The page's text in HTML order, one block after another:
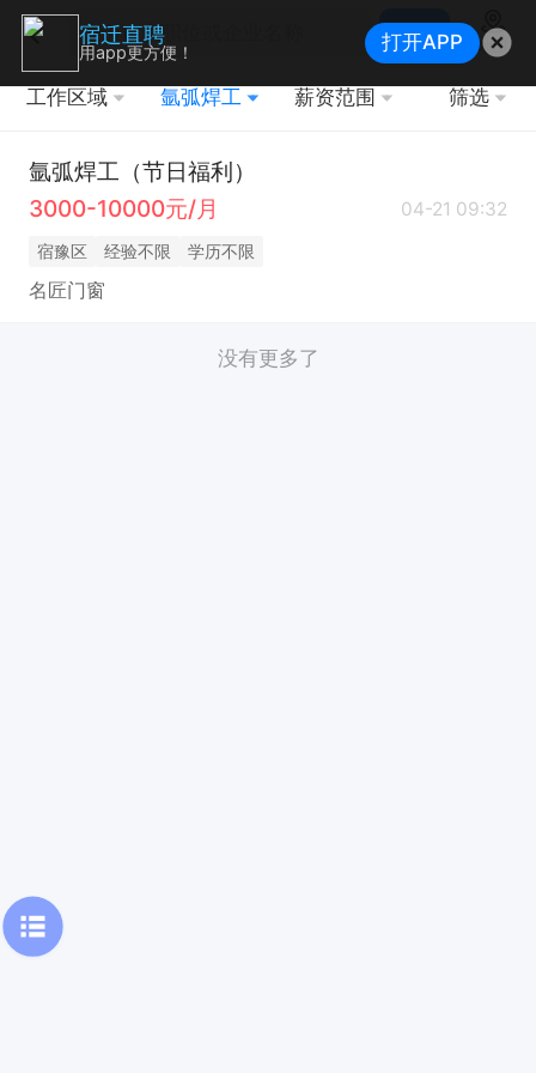
搜索
地图
工作区域 氩弧焊工 薪资范围 筛选
氩弧焊工（节日福利）
3000-10000元/月
04-21 09:32
宿豫区 经验不限 学历不限
名匠门窗
没有更多了
宿迁直聘
用app更方便！ 打开APP